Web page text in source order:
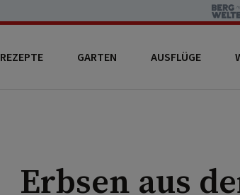
REZEPTE GARTEN AUSFLÜGE
Erbsen aus